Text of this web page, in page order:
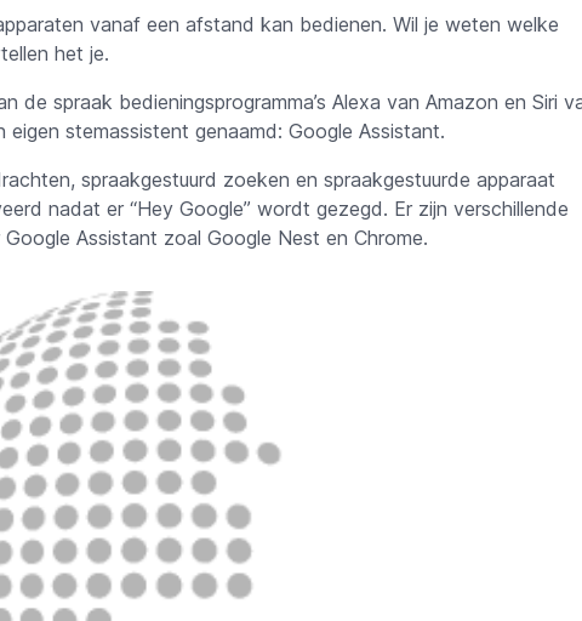
vanaf een afstand kan bedienen. Wil je weten welke
het je.
de spraak bedieningsprogramma’s Alexa van Amazon en Siri
stemassistent genaamd: Google Assistant.
spraakgestuurd zoeken en spraakgestuurde apparaat
nadat er “Hey Google” wordt gezegd. Er zijn verschillende
Assistant zoal Google Nest en Chrome.